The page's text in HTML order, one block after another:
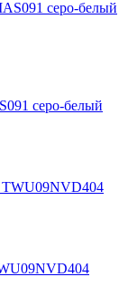
серо-белый